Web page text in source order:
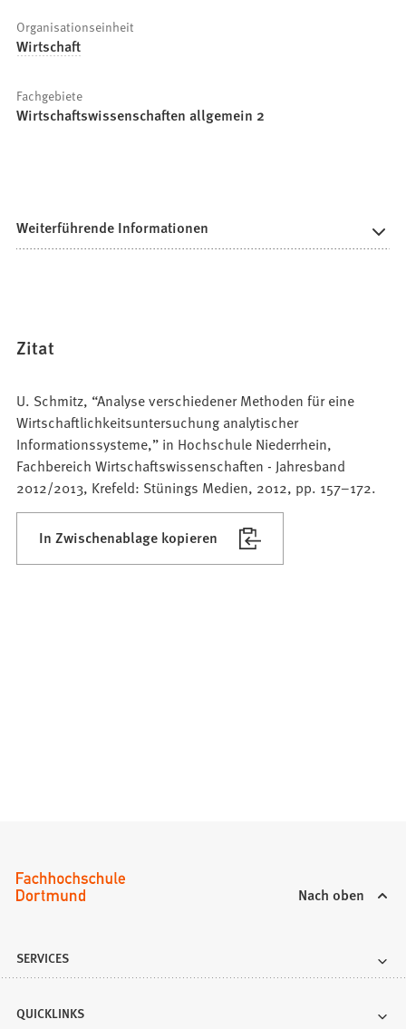
Organisationseinheit
Wirtschaft
Fachgebiete
Wirtschaftswissenschaften allgemein 2
Weiterführende Informationen
Zitat
U. Schmitz, “Analyse verschiedener Methoden für eine
Wirtschaftlichkeitsuntersuchung analytischer
Informationssysteme,” in Hochschule Niederrhein,
Fachbereich Wirtschaftswissenschaften - Jahresband
2012/2013, Krefeld: Stünings Medien, 2012, pp. 157–172.
In Zwischenablage kopieren
Nach oben
SERVICES
QUICKLINKS